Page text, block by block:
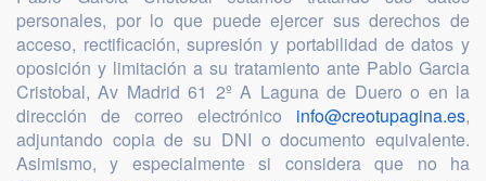
personales, por lo que puede ejercer sus derechos de
acceso, rectificación, supresión y portabilidad de datos y
oposición y limitación a su tratamiento ante Pablo Garcia
Cristobal, Av Madrid 61 2º A Laguna de Duero o en la
dirección de correo electrónico info@creotupagina.es,
adjuntando copia de su DNI o documento equivalente.
Asimismo, y especialmente si considera que no ha